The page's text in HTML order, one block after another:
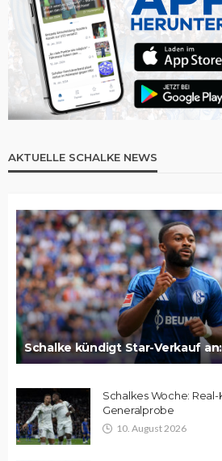
AKTUELLE SCHALKE NEWS
Schalke kündigt Star-Verkauf
Schalkes Woche:
Generalprobe
10. August 2026